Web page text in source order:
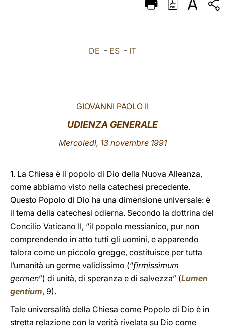
DEUTSCH
DE - ES - IT
GIOVANNI PAOLO II
UDIENZA GENERALE
Mercoledì, 13 novembre 1991
1. La Chiesa è il popolo di Dio della Nuova Alleanza,
come abbiamo visto nella catechesi precedente.
Questo Popolo di Dio ha una dimensione universale: è
il tema della catechesi odierna. Secondo la dottrina del
Concilio Vaticano II, “il popolo messianico, pur non
comprendendo in atto tutti gli uomini, e apparendo
talora come un piccolo gregge, costituisce per tutta
l’umanità un germe validissimo (“firmissimum
germen”) di unità, di speranza e di salvezza” (Lumen
gentium, 9).
Tale universalità della Chiesa come Popolo di Dio è in
stretta relazione con la verità rivelata su Dio come